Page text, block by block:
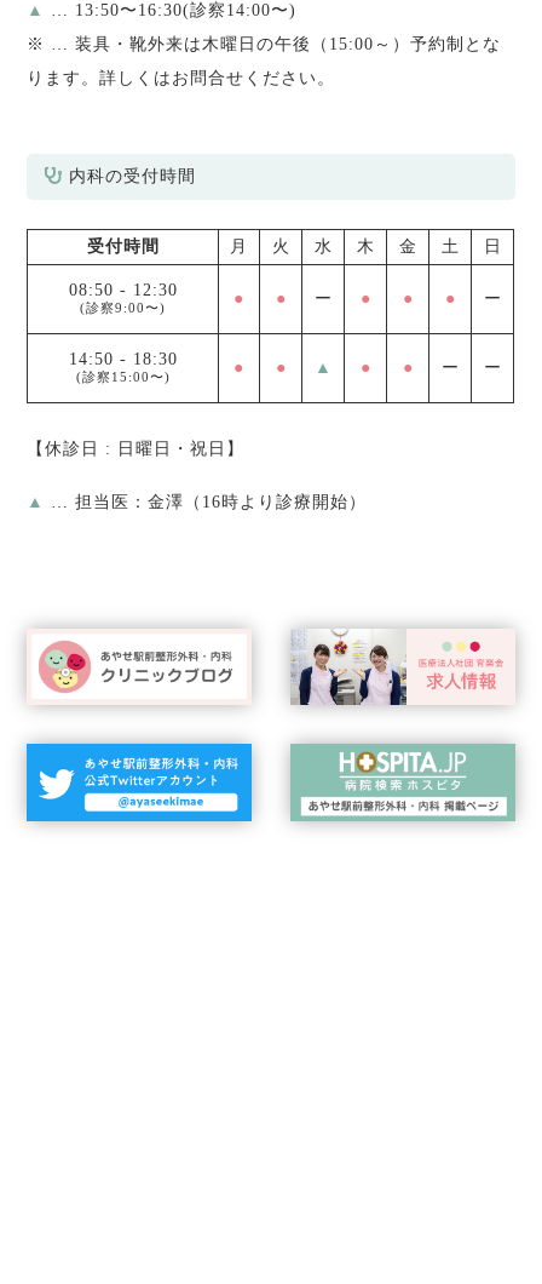
▲
… 13:50〜16:30(診察14:00〜)
※ … 装具・靴外来は木曜日の午後（15:00～）予約制とな
ります。詳しくはお問合せください。
内科の受付時間
受付時間 月 火 水 木 金 土 日
08:50 - 12:30
(診察9:00〜) ● ● ー ● ● ● ー
14:50 - 18:30
(診察15:00〜) ● ● ▲ ● ● ー ー
【休診日 : 日曜日・祝日】
▲ … 担当医：金澤（16時より診療開始）